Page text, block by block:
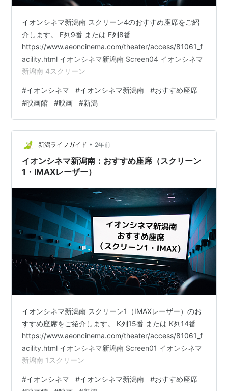
イオンシネマ新潟南 スクリーン4のおすすめ座席をご紹
介します。 F列9番 または F列8番
https://www.aeoncinema.com/theater/access/81061_f
acility.html イオンシネマ新潟南 Screen04 イオンシネマ
新潟南 4スクリーン
#イオンシネマ #イオンシネマ新潟南 #おすすめ座席
#映画館 #映画 #新潟
新潟ライフガイド • 2年前
イオンシネマ新潟南：おすすめ座席（スクリーン
1・IMAXレーザー）
イオンシネマ新潟南 スクリーン1（IMAXレーザー）のお
すすめ座席をご紹介します。 K列15番 または K列14番
https://www.aeoncinema.com/theater/access/81061_f
acility.html イオンシネマ新潟南 Screen01 イオンシネマ
新潟南 1スクリーン
#イオンシネマ #イオンシネマ新潟南 #おすすめ座席